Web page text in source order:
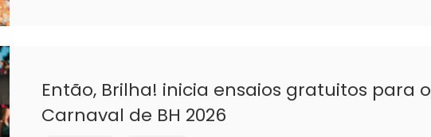
Então, Brilha! inicia ensaios gratuitos para o
Carnaval de BH 2026